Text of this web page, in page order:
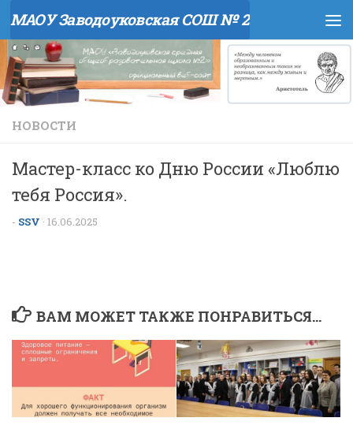
Перейти к содержимому
МАОУ Заводоуковская СОШ № 2
НОВОСТИ
Мастер-класс ко Дню России «Люблю
тебя Россия».
- SSV · 16.06.2025
ВАМ МОЖЕТ ТАКЖЕ ПОНРАВИТЬСЯ...